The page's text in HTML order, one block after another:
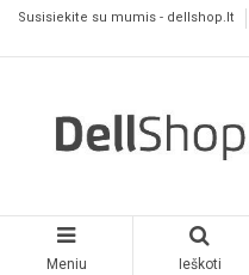
Susisiekite su mumis - dellshop.lt
Meniu Ieškoti